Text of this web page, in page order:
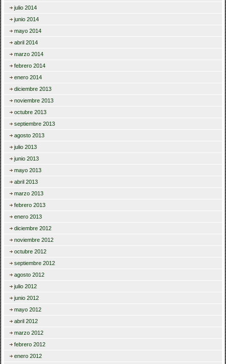
julio 2014
junio 2014
mayo 2014
abril 2014
marzo 2014
febrero 2014
enero 2014
diciembre 2013
noviembre 2013
octubre 2013
septiembre 2013
agosto 2013
julio 2013
junio 2013
mayo 2013
abril 2013
marzo 2013
febrero 2013
enero 2013
diciembre 2012
noviembre 2012
octubre 2012
septiembre 2012
agosto 2012
julio 2012
junio 2012
mayo 2012
abril 2012
marzo 2012
febrero 2012
enero 2012